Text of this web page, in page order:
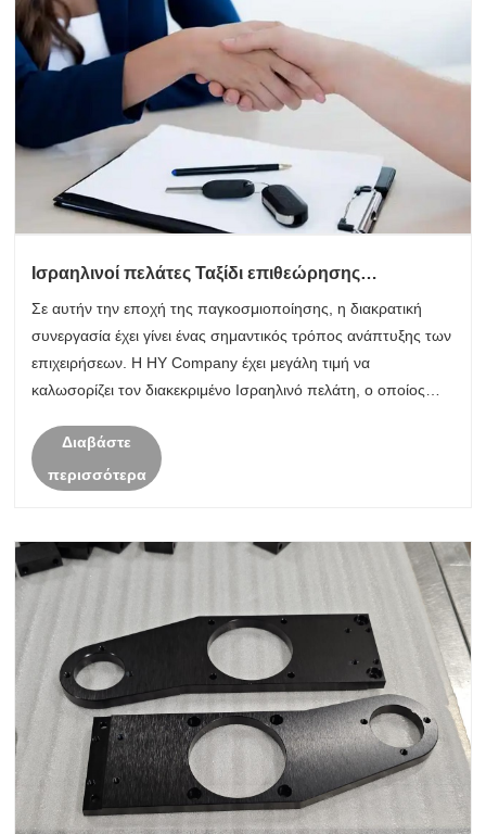
Ισραηλινοί πελάτες Ταξίδι επιθεώρησης
400 φρεατίων και τεχνική ανταλλαγή
Σε αυτήν την εποχή της παγκοσμιοποίησης, η διακρατική
συνεργασία έχει γίνει ένας σημαντικός τρόπος ανάπτυξης των
επιχειρήσεων. Η HY Company έχει μεγάλη τιμή να
καλωσορίζει τον διακεκριμένο Ισραηλινό πελάτη, ο οποίος
βάθος διαπραγματεύσεις ......
Διαβάστε
περισσότερα